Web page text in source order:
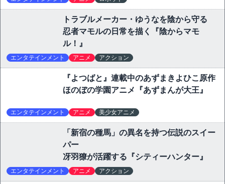
トラブルメーカー・ゆうなを陰から守る
忍者マモルの日常を描く『陰からマモ
ル！』
エンタテインメント アニメ アクション
『よつばと』連載中のあずまきよひこ原作
ほのぼの学園アニメ『あずまんが大王』
エンタテインメント アニメ 美少女アニメ
「新宿の種馬」の異名を持つ伝説のスイー
パー
冴羽獠が活躍する『シティーハンター』
エンタテインメント アニメ アクション